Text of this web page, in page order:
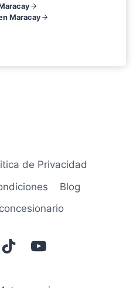
Maracay
de Privacidad
Blog